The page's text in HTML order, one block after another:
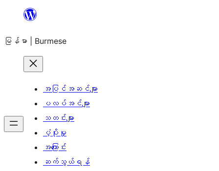
အကြောင်းအရာ
ကျော်သွား
မြန်မာ | Burmese
အပြင်အဆင်များ
ပလပ်အင်များ
သတင်းများ
ပံ့ပိုးမှု
အကြောင်း
ဆက်သွယ်ရန်